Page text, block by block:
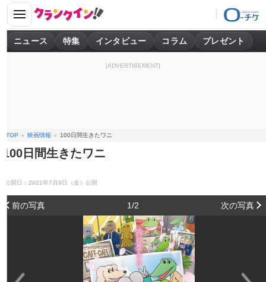
ニュース 特集 インタビュー コラム プレゼント
[ADVERTISEMENT]
TOP 映画情報 100日間生きたワニ
100日間生きたワニ
公開日：2021年7月9日（金）公開
前の写真 1/2 次の写真